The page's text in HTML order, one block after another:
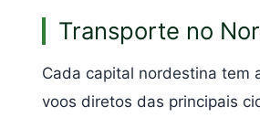
Transporte no
Cada capital nordestina tem
voos diretos das principais